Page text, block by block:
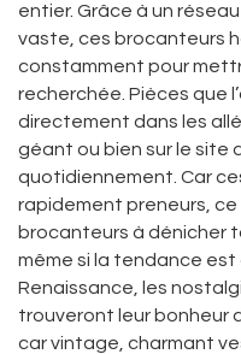
entier. Grâce à un
vaste, ces brocanteurs
constamment pour
recherchée. Pièces que
directement dans les
géant ou bien sur le site
quotidiennement. Car
rapidement preneurs, ce
brocanteurs à dénicher
même si la tendance est
Renaissance, les
trouveront leur bonheur
car vintage, charmant